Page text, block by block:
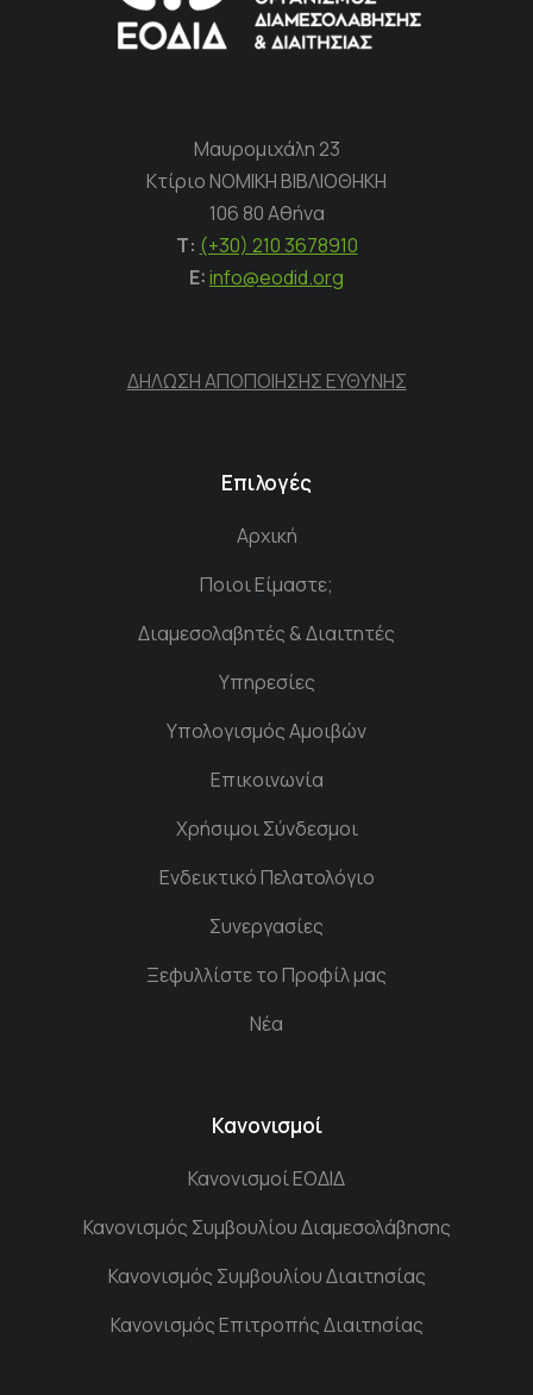
Μαυρομιχάλη 23
Κτίριο ΝΟΜΙΚΗ ΒΙΒΛΙΟΘΗΚΗ
106 80 Αθήνα
Τ: (+30) 210 3678910
E:info@eodid.org
ΔΗΛΩΣΗ ΑΠΟΠΟΙΗΣΗΣ ΕΥΘΥΝΗΣ
Επιλογές
Αρχική
Ποιοι Είμαστε;
Διαμεσολαβητές & Διαιτητές
Υπηρεσίες
Υπολογισμός Αμοιβών
Επικοινωνία
Χρήσιμοι Σύνδεσμοι
Ενδεικτικό Πελατολόγιο
Συνεργασίες
Ξεφυλλίστε το Προφίλ μας
Νέα
Κανονισμοί
Κανονισμοί ΕΟΔΙΔ
Κανονισμός Συμβουλίου Διαμεσολάβησης
Κανονισμός Συμβουλίου Διαιτησίας
Κανονισμός Επιτροπής Διαιτησίας